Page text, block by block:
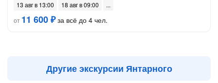
13 авг в 13:00
18 авг в 09:00
от 11 600 ₽за всё до 4 чел.
Другие экскурсии Янтарного